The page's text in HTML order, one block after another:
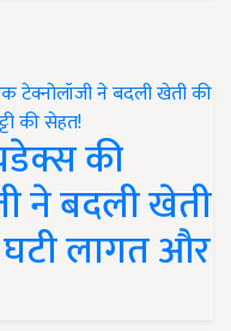
की
ने बदली खेती
लागत और